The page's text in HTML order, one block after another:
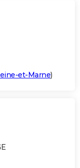
et-Marne)